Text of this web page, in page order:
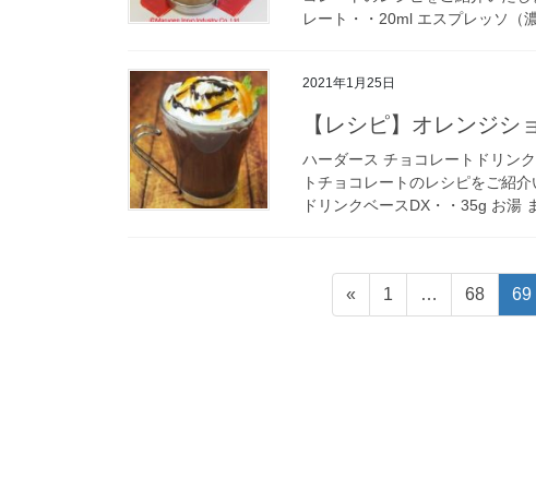
レート・・20ml エスプレッソ（
2021年1月25日
【レシピ】オレンジシ
ハーダース チョコレートドリン
トチョコレートのレシピをご紹
ドリンクベースDX・・35g お湯
«
固
定
1 …
固
定
68
固
定
69